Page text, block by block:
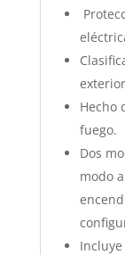
Hecho
fuego.
Dos
modo